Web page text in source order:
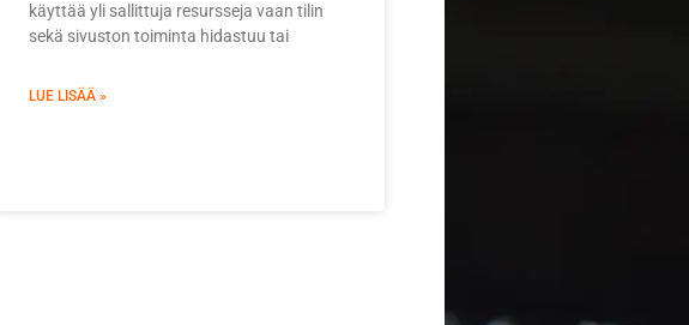
käyttää yli sallittuja resursseja vaan tilin
sekä sivuston toiminta hidastuu tai
LUE LISÄÄ »